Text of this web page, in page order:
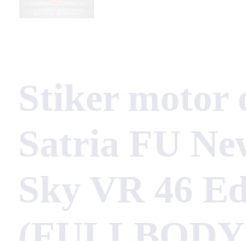
Stiker motor
Satria FU
Sky VR 46